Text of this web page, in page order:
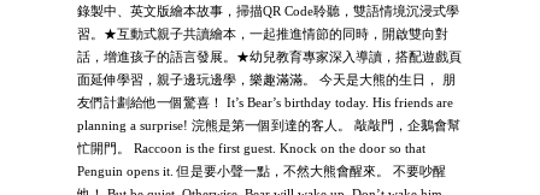
錄製中、英文版繪本故事，掃描QR Code聆聽，雙語情境沉浸式學
習。★互動式親子共讀繪本，一起推進情節的同時，開啟雙向對
話，增進孩子的語言發展。★幼兒教育專家深入導讀，搭配遊戲頁
面延伸學習，親子邊玩邊學，樂趣滿滿。 今天是大熊的生日， 朋
友們計劃給他一個驚喜！ It’s Bear’s birthday today. His friends are
planning a surprise! 浣熊是第一個到達的客人。 敲敲門，企鵝會幫
忙開門。 Raccoon is the first guest. Knock on the door so that
Penguin opens it. 但是要小聲一點，不然大熊會醒來。 不要吵醒